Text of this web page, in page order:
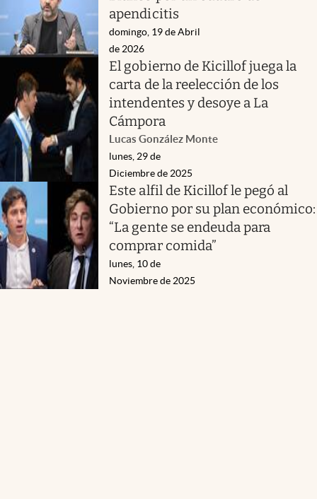
apendicitis
domingo, 19 de Abril
de 2026
El gobierno de Kicillof juega la
carta de la reelección de los
intendentes y desoye a La
Cámpora
Lucas González Monte
lunes, 29 de
Diciembre de 2025
Este alfil de Kicillof le pegó al
Gobierno por su plan económico:
“La gente se endeuda para
comprar comida”
lunes, 10 de
Noviembre de 2025